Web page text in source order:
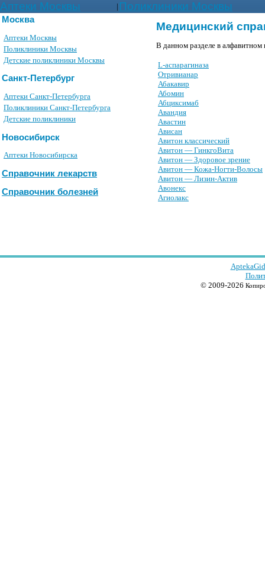
Аптеки Москвы | Поликлиники Москвы
Москва
Аптеки Москвы
Поликлиники Москвы
Детские поликлиники Москвы
Санкт-Петербург
Аптеки Санкт-Петербурга
Поликлиники Санкт-Петербурга
Детские поликлиники
Новосибирск
Аптеки Новосибирска
Справочник лекарств
Справочник болезней
Медицинский
В данном разделе в алфавитном
L-аспарагиназа
Oтpивианаp
Абакавир
Абомин
Абциксимаб
Авандия
Авастин
Ависан
Авитон классический
Авитон — ГинкгоВита
Авитон — Здоровое зрение
Авитон — Кожа-Ногти-Волосы
Авитон — Лизин-Актив
Авонекс
Агиолакс
© 2009-2026